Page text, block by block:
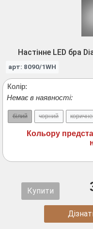
Настінне LED бра
арт: 8090/1WH
Колір:
Немає в наявності:
білий чорний
Кольору
Купити